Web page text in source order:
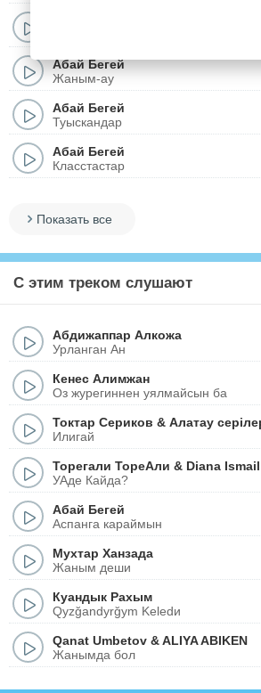
Абай Бегей
Жаным-ау
Абай Бегей
Туыскандар
Абай Бегей
Класстастар
Показать все
С этим треком слушают
Абдижаппар Алкожа
Урланган Ан
Кенес Алимжан
Оз журегиннен уялмайсын ба
Токтар Сериков & Алатау
Илигай
Торегали ТореАли & Diana Ismail
УАде Кайда?
Абай Бегей
Аспанга караймын
Мухтар Ханзада
Жаным деши
Куандык Рахым
Qyzğandyrğym Keledи
Qanat Umbetov &ALIYA ABIKEN
Жанымда бол